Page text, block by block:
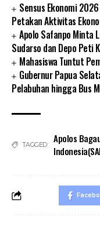
Sensus Ekonomi
Petakan Aktivitas
Apolo Safanpo Minta
Sudarso dan Depo Peti
Mahasiswa Tuntut
Gubernur Papua
Pelabuhan hingga Bus
TAGGED: Apolos